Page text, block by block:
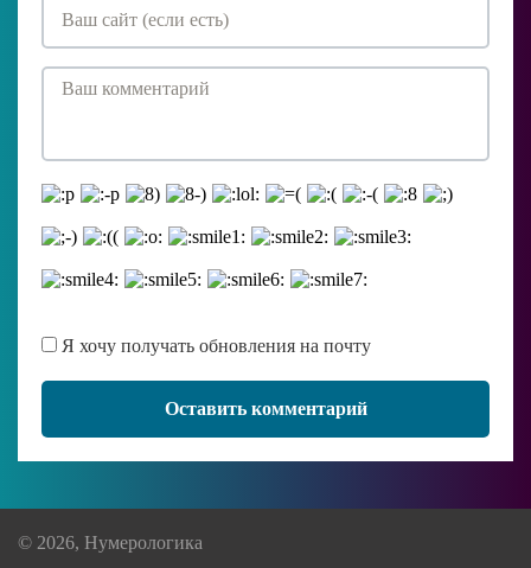
Я хочу получать обновления на почту
Оставить комментарий
© 2026, Нумерологика